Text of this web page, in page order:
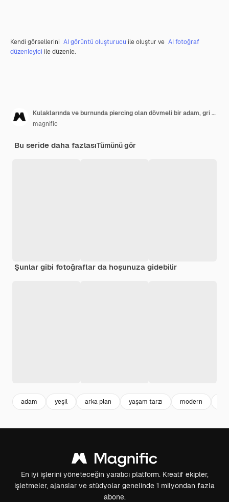
Kendi görsellerini AI görüntü oluşturucu ile oluştur ve AI fotoğraf
düzenleyici ile düzenle.
Kulaklarında ve burnunda piercing olan dövmeli bir adam, gri arka planda kuru bitkinin arkasında duruyor
magnific
Bu seride daha fazlasıTümünü gör
Şunlar gibi fotoğraflar da hoşunuza gidebilir
adam yeşil arka plan yaşam tarzı modern
En iyi işlerini yöneteceğin yaratıcı platform. Kreatif ekipler,
işletmeler, ajanslar ve stüdyolar genelinde 1 milyondan fazla
abone.